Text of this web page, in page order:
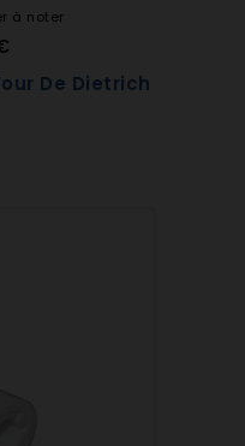
à noter
De Dietrich